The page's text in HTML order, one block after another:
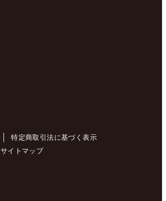
特定商取引法に基づく表示
サイトマップ